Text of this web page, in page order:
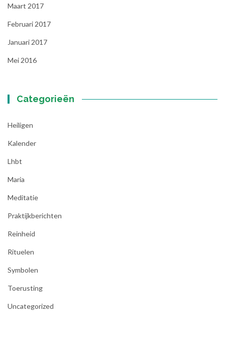
Maart 2017
Februari 2017
Januari 2017
Mei 2016
Categorieën
Heiligen
Kalender
Lhbt
Maria
Meditatie
Praktijkberichten
Reinheid
Rituelen
Symbolen
Toerusting
Uncategorized